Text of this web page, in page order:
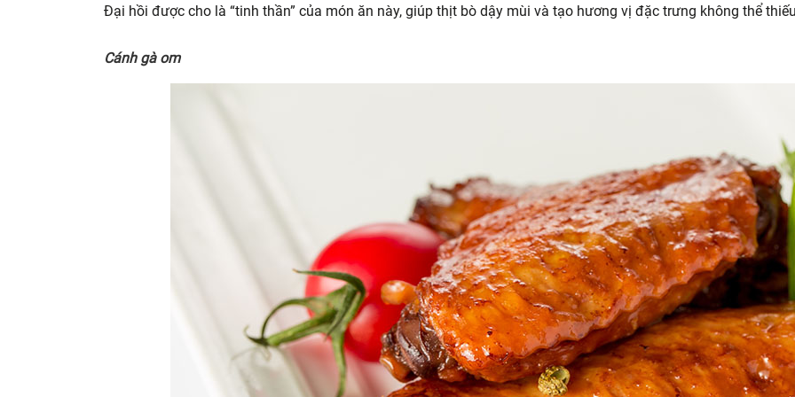
Đại hồi được cho là “tinh thần” của món ăn này, giúp thịt bò dậy mùi và tạo hương vị đặc trưng không thể
Cánh gà om